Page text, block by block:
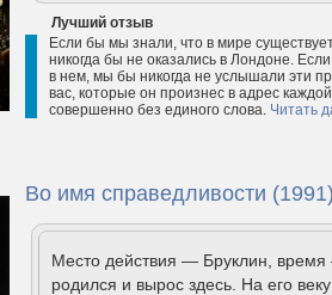
Лучший отзыв
Если бы мы знали, что в мире
никогда бы не оказались в Лондоне.
в нем, мы бы никогда не услышали эти
вас, которые он произнес в адрес
совершенно без единого слова. Читать
Во имя справедливости
Место действия — Бруклин,
родился и вырос здесь. На его